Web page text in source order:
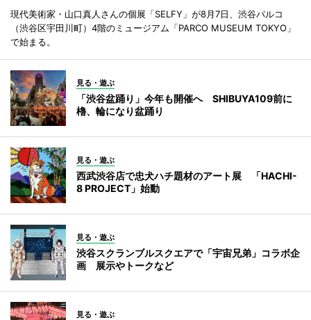
現代美術家・山口真人さんの個展「SELFY」が8月7日、渋谷パルコ
（渋谷区宇田川町）4階のミュージアム「PARCO MUSEUM TOKYO」
で始まる。
見る・遊ぶ
「渋谷盆踊り」今年も開催へ SHIBUYA109前に
櫓、輪になり盆踊り
見る・遊ぶ
西武渋谷店で忠犬ハチ題材のアート展 「HACHI-
8 PROJECT」始動
見る・遊ぶ
渋谷スクランブルスクエアで「宇宙兄弟」コラボ企
画 展示やトークなど
見る・遊ぶ